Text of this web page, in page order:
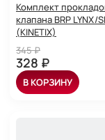
Комплект
клапана BRP LYNX/
(KINETIX)
345 ₽
328 ₽
В КОРЗИНУ